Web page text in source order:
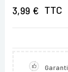
3,99 € TTC